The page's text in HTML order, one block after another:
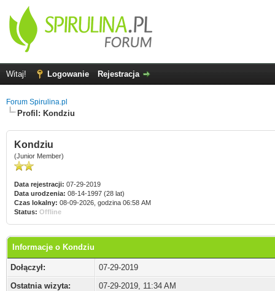
Witaj! Logowanie Rejestracja
Forum Spirulina.pl
Profil: Kondziu
Kondziu
(Junior Member)
Data rejestracji: 07-29-2019
Data urodzenia: 08-14-1997 (28 lat)
Czas lokalny: 08-09-2026, godzina 06:58 AM
Status: Offline
Informacje o Kondziu
Dołączył:
07-29-2019
Ostatnia wizyta:
07-29-2019, 11:34 AM